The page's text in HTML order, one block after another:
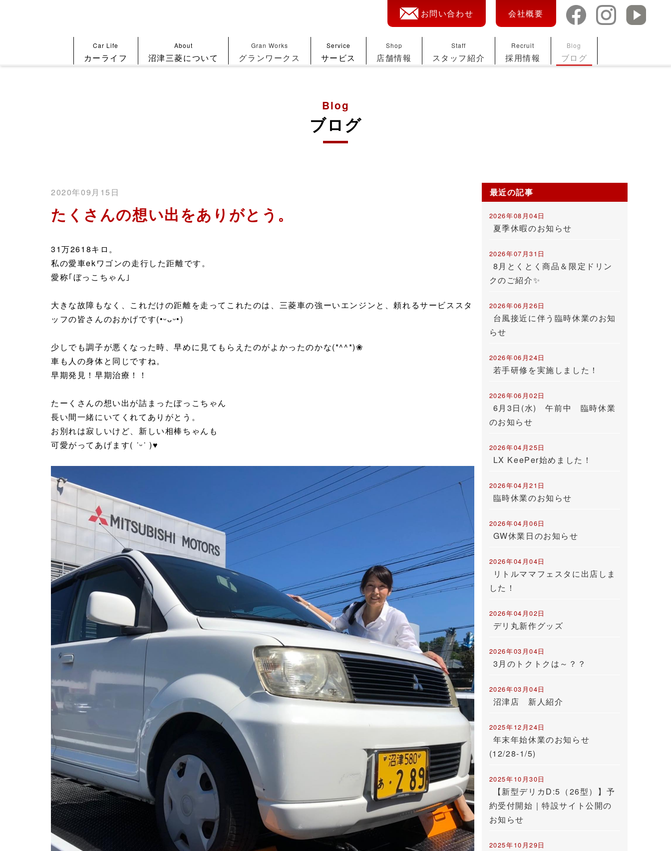
お問い合わせ 会社概要
Car Life
カーライフ
About
沼津三菱について
Gran Works
グランワークス
Service
サービス
Shop
店舗情報
Staff
スタッフ紹介
Recruit
採用情報
Blog
ブログ
Blog
ブログ
2020年09月15日
たくさんの想い出をありがとう。
31万2618キロ。
私の愛車ekワゴンの走行した距離です。
愛称｢ぼっこちゃん｣
大きな故障もなく、これだけの距離を走ってこれたのは、三菱車の強ーいエンジンと、頼れるサービススタ
ッフの皆さんのおかげです(•ᵕᴗᵕ•)
少しでも調子が悪くなった時、早めに見てもらえたのがよかったのかな(*^^*)❀
車も人の身体と同じですね。
早期発見！早期治療！！
たーくさんの想い出が詰まったぼっこちゃん
長い間一緒にいてくれてありがとう。
お別れは寂しいけど、新しい相棒ちゃんも
可愛がってあげます( ˙ᵕ˙ )♥
最近の記事
2026年08月04日
夏季休暇のお知らせ
2026年07月31日
8月とくとく商品＆限定ドリン
クのご紹介✨
2026年06月26日
台風接近に伴う臨時休業のお知
らせ
2026年06月24日
若手研修を実施しました！
2026年06月02日
6月3日(水) 午前中 臨時休業
のお知らせ
2026年04月25日
LX KeePer始めました！
2026年04月21日
臨時休業のお知らせ
2026年04月06日
GW休業日のお知らせ
2026年04月04日
リトルママフェスタに出店しま
した！
2026年04月02日
デリ丸新作グッズ
2026年03月04日
3月のトクトクは～？？
2026年03月04日
沼津店 新人紹介
2025年12月24日
年末年始休業のお知らせ
(12/28-1/5)
2025年10月30日
【新型デリカD:5（26型）】予
約受付開始｜特設サイト公開の
お知らせ
2025年10月29日